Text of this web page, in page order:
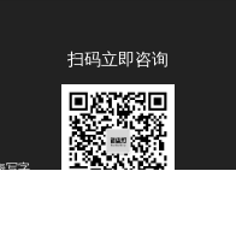
写字
扫码立即咨询